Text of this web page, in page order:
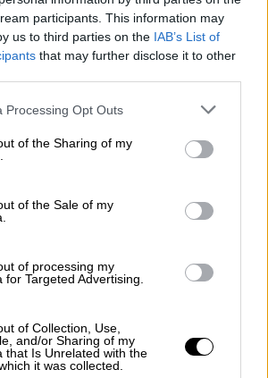
participants. This information may
us to third parties on the IAB’s List of
that may further disclose it to other
website/app uses one or more Google
or usage behaviour. You may click to
to Google and its third-party tags to
specified purposes in below Google
Processing Opt Outs
of the Sharing of my
of the Sale of my
of processing my
for Targeted Advertising.
of Collection, Use,
and/or Sharing of my
that Is Unrelated with the
it was collected.
Celebrity
September 26,
Κινγκ
- η εν διαστάσει
διατυπώνει αυτή την
της Σερ, στα δικαστικά
για το διαζύγιο. Τα
Λος Άντζελες στις 5
τώρα ήρθαν στο φως της
Στα έγγραφα, σύμφωνα με το
ότι της είπαν ότι η
πάρουν τον Άλμαν από
στο οποίο